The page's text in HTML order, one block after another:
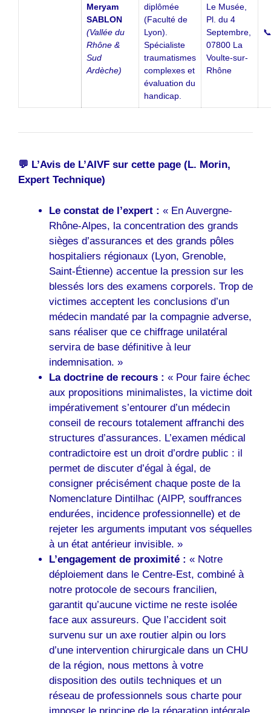
Meryam
SABLON
(Vallée du
Rhône &
Sud
Ardèche)
diplômée
(Faculté de
Lyon).
Spécialiste
traumatismes
complexes et
évaluation du
handicap.
Le Musée,
Pl. du 4
Septembre,
07800 La
Voulte-sur-
Rhône
💬 L’Avis de L’AIVF sur cette page (L. Morin,
Expert Technique)
Le constat de l’expert : « En Auvergne-
Rhône-Alpes, la concentration des grands
sièges d’assurances et des grands pôles
hospitaliers régionaux (Lyon, Grenoble,
Saint-Étienne) accentue la pression sur les
blessés lors des examens corporels. Trop de
victimes acceptent les conclusions d’un
médecin mandaté par la compagnie adverse,
sans réaliser que ce chiffrage unilatéral
servira de base définitive à leur
indemnisation. »
La doctrine de recours : « Pour faire échec
aux propositions minimalistes, la victime doit
impérativement s’entourer d’un médecin
conseil de recours totalement affranchi des
structures d’assurances. L’examen médical
contradictoire est un droit d’ordre public : il
permet de discuter d’égal à égal, de
consigner précisément chaque poste de la
Nomenclature Dintilhac (AIPP, souffrances
endurées, incidence professionnelle) et de
rejeter les arguments imputant vos séquelles
à un état antérieur invisible. »
L’engagement de proximité : « Notre
déploiement dans le Centre-Est, combiné à
notre protocole de secours francilien,
garantit qu’aucune victime ne reste isolée
face aux assureurs. Que l’accident soit
survenu sur un axe routier alpin ou lors
d’une intervention chirurgicale dans un CHU
de la région, nous mettons à votre
disposition des outils techniques et un
réseau de professionnels sous charte pour